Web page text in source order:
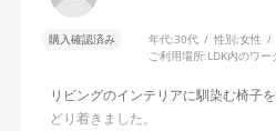
購入確認済み 年代:30代 性別:女性
ご利用場所:LDK内のワ
リビングのインテリアに馴染む椅子
どり着きました。